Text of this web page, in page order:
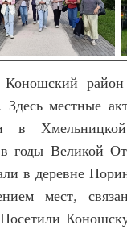
район
Здесь местные
в
годы Великой
в деревне
мест,